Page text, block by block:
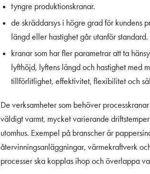
tyngre produktionskranar.
de skräddarsys i högre grad för kundens
längd eller hastighet går utanför standard.
kranar som har fler parametrar att ta
lyfthöjd, lyftens längd och hastighet med
tillförlitlighet, effektivitet, flexibilitet och
De verksamheter som behöver
väldigt varmt, mycket varierande
utomhus. Exempel på branscher är
återvinningsanläggningar, värmekraftverk
processer ska kopplas ihop och överlappa